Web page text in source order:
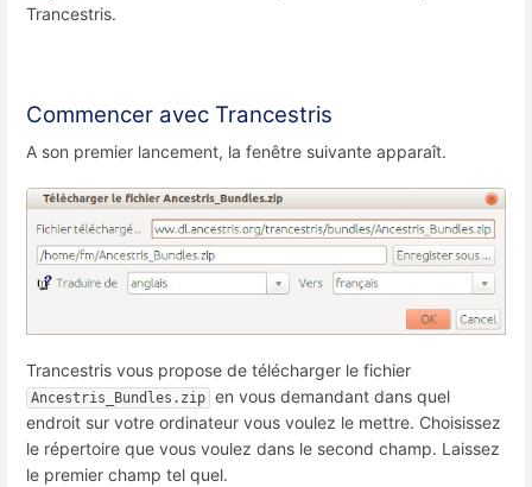
Trancestris.
Commencer avec Trancestris
A son premier lancement, la fenêtre suivante apparaît.
Trancestris vous propose de télécharger le fichier
Ancestris_Bundles.zip en vous demandant dans quel
endroit sur votre ordinateur vous voulez le mettre. Choisissez
le répertoire que vous voulez dans le second champ. Laissez
le premier champ tel quel.